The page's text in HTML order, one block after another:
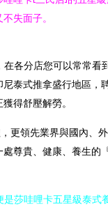
失面子。
各分店您可以常常看
泰式推拿盛行地區，
得舒壓解勞。
領先業界與國內、
尊貴、健康、養生的
莎哇哩卡五星級泰式